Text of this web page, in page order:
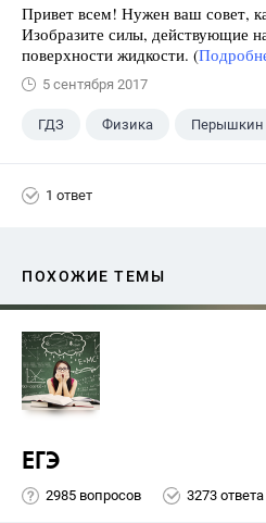
Привет всем! Нужен ваш совет,
Изобразите силы, действующие
поверхности жидкости. (
5 сентября 2017
ГДЗ Физика Перышкин
1 ответ
ПОХОЖИЕ ТЕМЫ
ЕГЭ
2985 вопросов 3273 ответа